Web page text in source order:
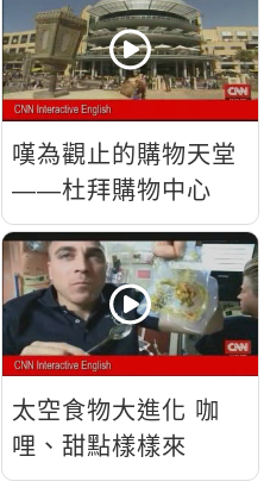
嘆為觀止的購物天堂
——杜拜購物中心
太空食物大進化 咖
哩、甜點樣樣來